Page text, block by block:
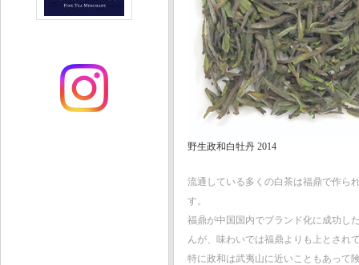
野生政和白牡丹 2014
流通している多くの白茶は福鼎で作ら
す。
福鼎が中国国内でブランド化に成功し
んが、味わいでは福鼎よりも上とされ
特に政和は武夷山に近いこともあって